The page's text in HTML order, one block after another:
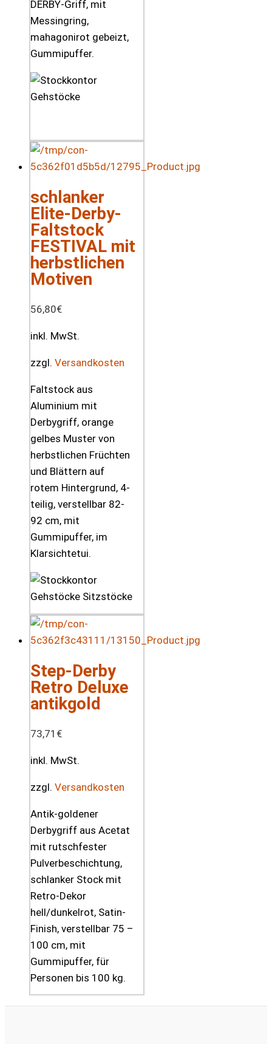
DERBY-Griff, mit
Messingring,
mahagonirot gebeizt,
Gummipuffer.
schlanker
Elite-Derby-
Faltstock
FESTIVAL mit
herbstlichen
Motiven
56,80€
inkl. MwSt.
zzgl. Versandkosten
Faltstock aus
Aluminium mit
Derbygriff, orange
gelbes Muster von
herbstlichen Früchten
und Blättern auf
rotem Hintergrund, 4-
teilig, verstellbar 82-
92 cm, mit
Gummipuffer, im
Klarsichtetui.
Step-Derby
Retro Deluxe
antikgold
73,71 €
inkl. MwSt.
zzgl. Versandkosten
Antik-goldener
Derbygriff aus Acetat
mit rutschfester
Pulverbeschichtung,
schlanker Stock mit
Retro-Dekor
hell/dunkelrot, Satin-
Finish, verstellbar 75 –
100 cm, mit
Gummipuffer, für
Personen bis 100 kg.